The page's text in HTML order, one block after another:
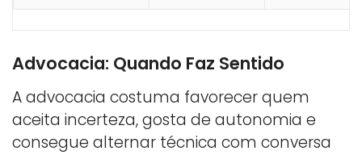
Advocacia: Quando Faz Sentido
A advocacia costuma favorecer quem
aceita incerteza, gosta de autonomia e
consegue alternar técnica com conversa